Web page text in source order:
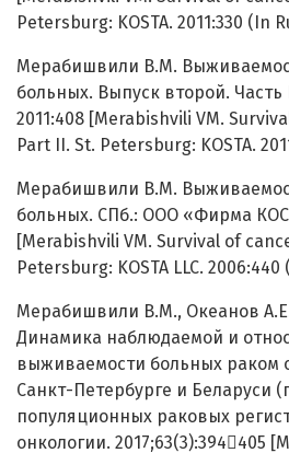
Petersburg: KOSTA. 2011:330 (In
Мерабишвили В.М.
больных. Выпуск второй. Часть
2011:408 [Merabishvili VM.
Part II. St. Petersburg: KOSTA.
Мерабишвили В.М.
больных. СПб.: ООО «Фирма
[Merabishvili VM. Survival of
Petersburg: KOSTA LLC. 2006:440
Мерабишвили В.М., Океанов
Динамика наблюдаемой и
выживаемости больных раком
Санкт-Петербурге и Беларуси
популяционных раковых
онкологии. 2017;63(3):394405